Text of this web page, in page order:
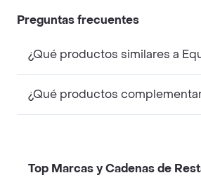
Preguntas frecuentes
¿Qué productos similares a
¿Qué productos
Top Marcas y Cadenas de